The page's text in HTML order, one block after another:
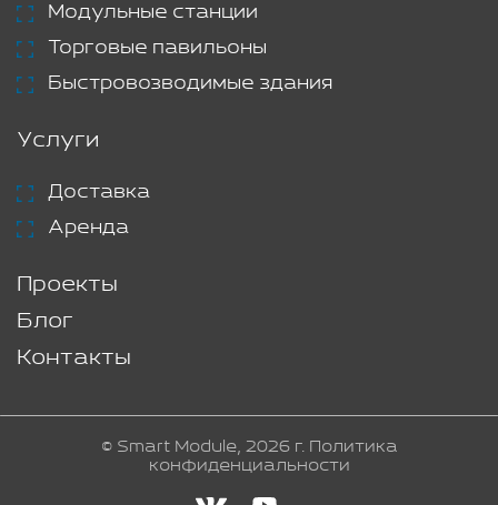
Модульные станции
Торговые павильоны
Быстровозводимые здания
Услуги
Доставка
Аренда
Проекты
Блог
Контакты
© Smart Module, 2026 г. Политика
конфиденциальности